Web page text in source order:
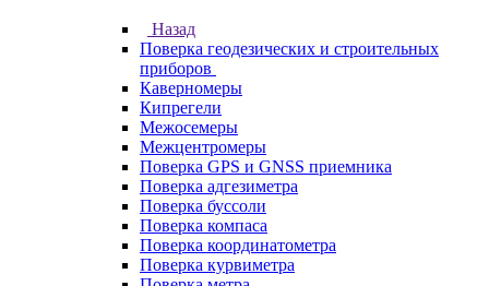
Назад
Поверка геодезических и строительных
приборов
Каверномеры
Кипрегели
Межосемеры
Межцентромеры
Поверка GPS и GNSS приемника
Поверка адгезиметра
Поверка буссоли
Поверка компаса
Поверка координатометра
Поверка курвиметра